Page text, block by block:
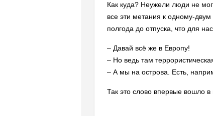
Как куда? Неужели люди не
все эти метания к одному-
полгода до отпуска, что для
– Давай всё же в Европу!
– Но ведь там
– А мы на острова. Есть,
Так это слово впервые вошло